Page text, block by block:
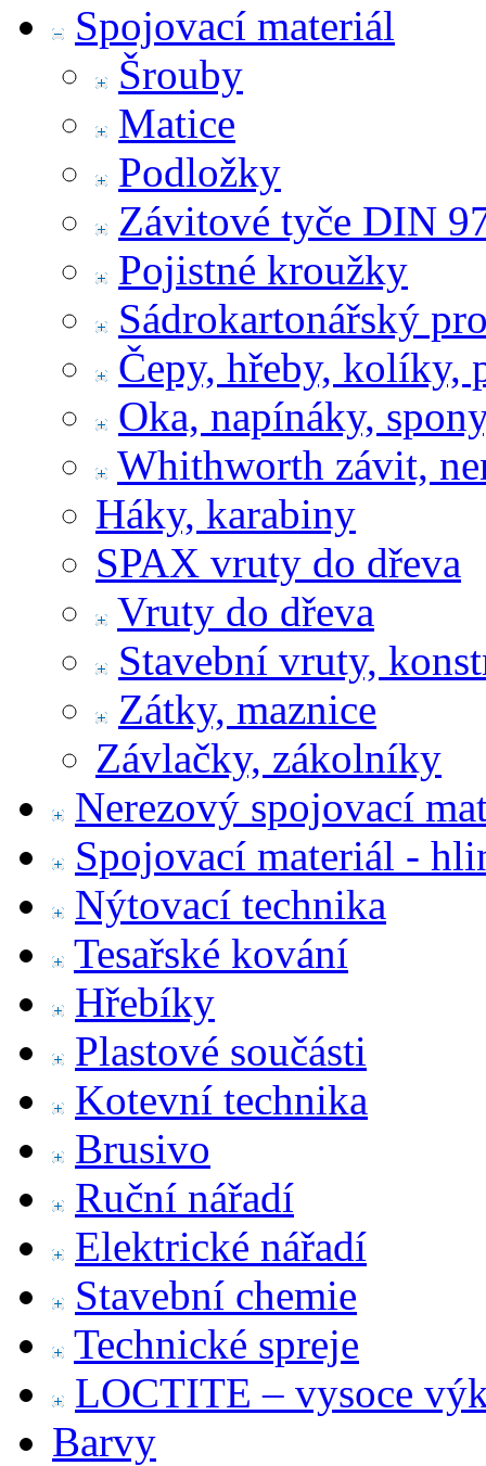
Spojovací materiál
Šrouby
Matice
Podložky
Závitové tyče DIN
Pojistné kroužky
Sádrokartonářský
Čepy, hřeby, kolíky,
Oka, napínáky,
Whithworth závit,
Háky, karabiny
SPAX vruty do dřeva
Vruty do dřeva
Stavební vruty,
Zátky, maznice
Závlačky, zákolníky
Nerezový spojovací
Spojovací materiál -
Nýtovací technika
Tesařské kování
Hřebíky
Plastové součásti
Kotevní technika
Brusivo
Ruční nářadí
Elektrické nářadí
Stavební chemie
Technické spreje
LOCTITE – vysoce
Barvy